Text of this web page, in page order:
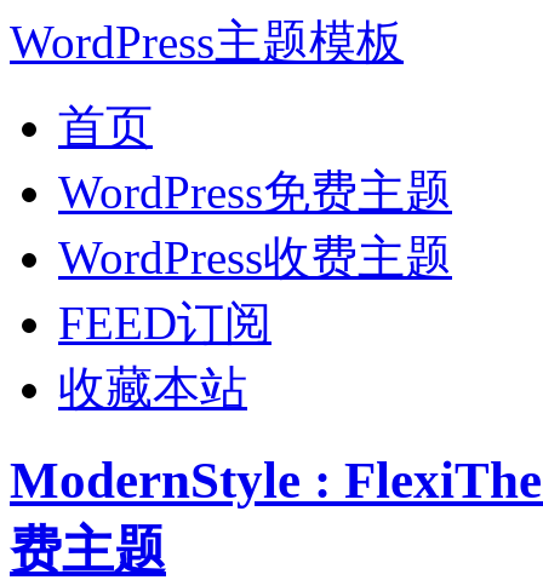
WordPress主题模板
首页
WordPress免费主题
WordPress收费主题
FEED订阅
收藏本站
ModernStyle :
费主题